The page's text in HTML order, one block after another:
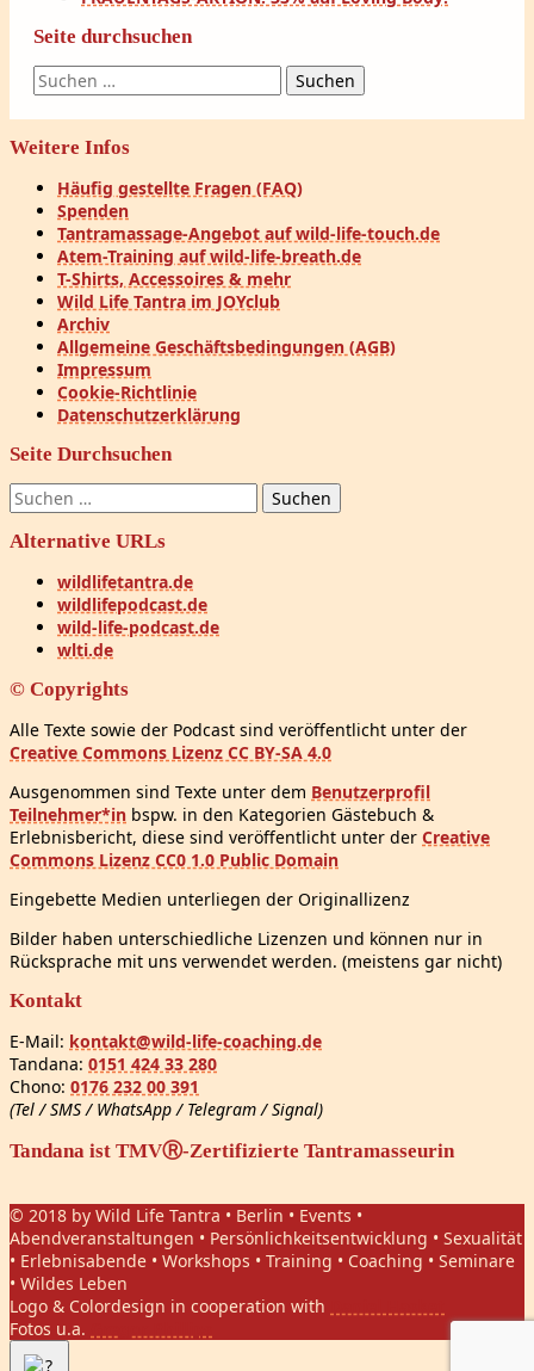
Seite durchsuchen
Suchen
nach:
Weitere Infos
Häufig gestellte Fragen (FAQ)
Spenden
Tantramassage-Angebot auf wild-life-touch.de
Atem-Training auf wild-life-breath.de
T-Shirts, Accessoires & mehr
Wild Life Tantra im JOYclub
Archiv
Allgemeine Geschäftsbedingungen (AGB)
Impressum
Cookie-Richtlinie
Datenschutzerklärung
Seite Durchsuchen
Suchen
nach:
Alternative URLs
wildlifetantra.de
wildlifepodcast.de
wild-life-podcast.de
wlti.de
© Copyrights
Alle Texte sowie der Podcast sind veröffentlicht unter der
Creative Commons Lizenz CC BY-SA 4.0
Ausgenommen sind Texte unter dem Benutzerprofil
Teilnehmer*in bspw. in den Kategorien Gästebuch &
Erlebnisbericht, diese sind veröffentlicht unter der Creative
Commons Lizenz CC0 1.0 Public Domain
Eingebette Medien unterliegen der Originallizenz
Bilder haben unterschiedliche Lizenzen und können nur in
Rücksprache mit uns verwendet werden. (meistens gar nicht)
Kontakt
E-Mail: kontakt@wild-life-coaching.de
Tandana: 0151 424 33 280
Chono: 0176 232 00 391
(Tel / SMS / WhatsApp / Telegram / Signal)
Tandana ist TMVⓇ-Zertifizierte Tantramasseurin
© 2018 by Wild Life Tantra • Berlin • Events •
Abendveranstaltungen • Persönlichkeitsentwicklung • Sexualität
• Erlebnisabende • Workshops • Training • Coaching • Seminare
• Wildes Leben
Logo & Colordesign in cooperation with
Fotos u.a.